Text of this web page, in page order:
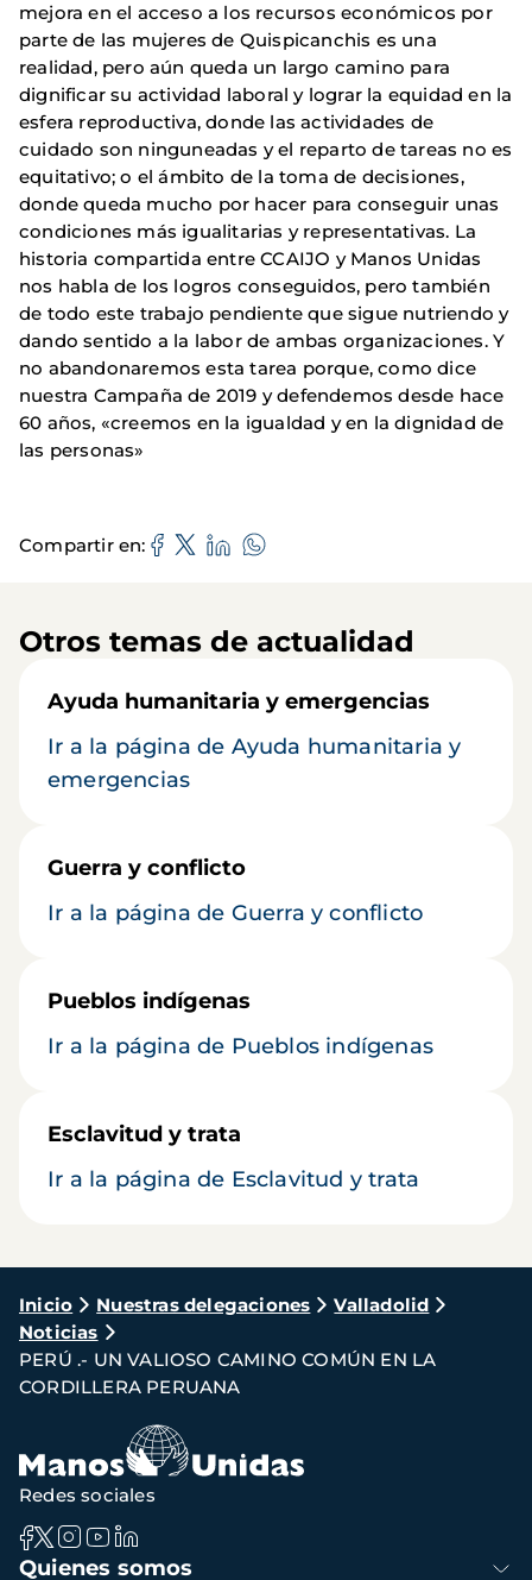
mejora en el acceso a los recursos económicos por
parte de las mujeres de Quispicanchis es una
realidad, pero aún queda un largo camino para
dignificar su actividad laboral y lograr la equidad en la
esfera reproductiva, donde las actividades de
cuidado son ninguneadas y el reparto de tareas no es
equitativo; o el ámbito de la toma de decisiones,
donde queda mucho por hacer para conseguir unas
condiciones más igualitarias y representativas. La
historia compartida entre CCAIJO y Manos Unidas
nos habla de los logros conseguidos, pero también
de todo este trabajo pendiente que sigue nutriendo y
dando sentido a la labor de ambas organizaciones. Y
no abandonaremos esta tarea porque, como dice
nuestra Campaña de 2019 y defendemos desde hace
60 años, «creemos en la igualdad y en la dignidad de
las personas»
Compartir en
Otros temas de actualidad
Ayuda humanitaria y emergencias
Ir a la página de Ayuda humanitaria y
emergencias
Guerra y conflicto
Ir a la página de Guerra y conflicto
Pueblos indígenas
Ir a la página de Pueblos indígenas
Esclavitud y trata
Ir a la página de Esclavitud y trata
Ruta
de
navegación
Inicio Nuestras delegaciones
Valladolid
Noticias
PERÚ .- UN VALIOSO CAMINO COMÚN EN LA
CORDILLERA PERUANA
Navegación
Quienes somos
Redes sociales